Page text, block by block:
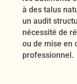
à des talus
un audit
nécessité de
ou de mise en
professionnel.